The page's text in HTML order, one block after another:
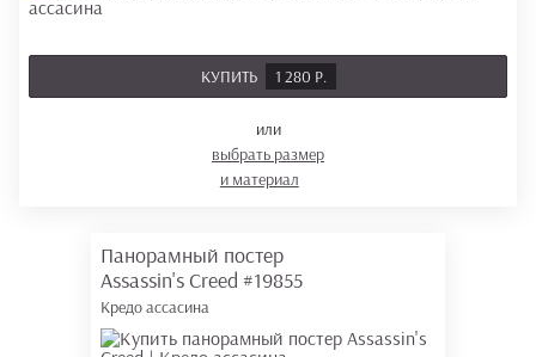
КУПИТЬ 1 280 Р.
или
выбрать размер
и материал
Панорамный постер
Assassin's Creed #19855
Кредо ассасина